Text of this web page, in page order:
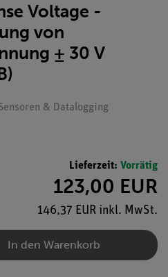
Voltage -
von
± 30 V
& Datalogging
Lieferzeit: Vorrätig
123,00 EUR
146,37 EUR inkl. MwSt.
In den Warenkorb